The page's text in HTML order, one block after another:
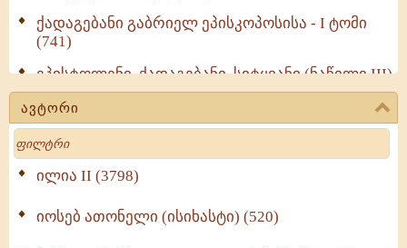
ქადაგებანი გაბრიელ ეპისკოპოსისა - I ტომი
(741)
ეპისტოლენი, ქადაგებანი, სიტყვანი (ნაწილი III)
(723)
მოძღვრის ძალზე სასარგებლო რჩევები
მრევლისათვის (545)
Wisdomge (514)
ქადაგებანი გაბრიელ ეპისკოპოსისა - II ტომი
ავტორი
Search
ილია II (3798)
იოსებ ათონელი (ისიხასტი) (520)